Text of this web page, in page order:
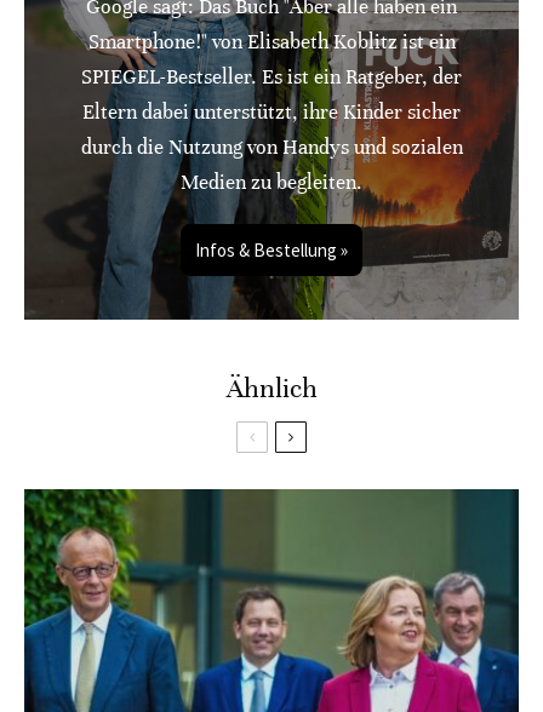
Google sagt: Das Buch "Aber alle haben ein
Smartphone!" von Elisabeth Koblitz ist ein
SPIEGEL-Bestseller. Es ist ein Ratgeber, der
Eltern dabei unterstützt, ihre Kinder sicher
durch die Nutzung von Handys und sozialen
Medien zu begleiten.
Infos & Bestellung »
Ähnlich